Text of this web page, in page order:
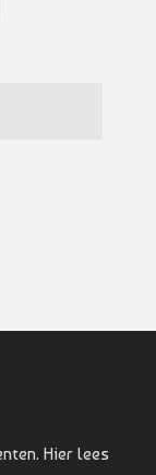
Hier lees